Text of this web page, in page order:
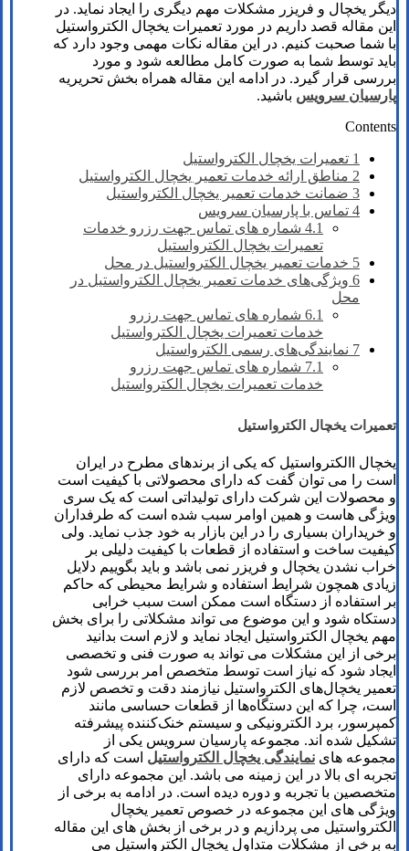
دیگر یخچال و فریزر مشکلات مهم دیگری را ایجاد نماید. در
این مقاله قصد داریم در مورد تعمیرات یخچال الکترواستیل
با شما صحبت کنیم. در این مقاله نکات مهمی وجود دارد که
باید توسط شما به صورت کامل مطالعه شود و مورد
بررسی قرار گیرد. در ادامه این مقاله همراه بخش تحریریه
پارسیان سرویس باشید.
Contents
1 تعمیرات یخچال الکترواستیل
2 مناطق ارائه خدمات تعمیر یخچال الکترواستیل
3 ضمانت خدمات تعمیر یخچال الکترواستیل
4 تماس با پارسیان سرویس
4.1 شماره های تماس​ جهت رزرو خدمات
تعمیرات یخچال الکترواستیل
5 خدمات تعمیر یخچال الکترواستیل در محل
6 ویژگی‌های خدمات تعمیر یخچال الکترواستیل در
محل
6.1 شماره های تماس​ جهت رزرو
خدمات تعمیرات یخچال الکترواستیل
7 نمایندگی‌های رسمی الکترواستیل
7.1 شماره های تماس​ جهت رزرو
خدمات تعمیرات یخچال الکترواستیل
تعمیرات یخچال الکترواستیل
یخچال االکترواستیل که یکی از برندهای مطرح در ایران
است را می توان گفت که دارای محصولاتی با کیفیت است
و محصولات این شرکت دارای تولیداتی است که یک سری
ویژگی هاست و همین اوامر سبب شده است که طرفداران
و خریداران بسیاری را در این بازار به خود جذب نماید. ولی
کیفیت ساخت و استفاده از قطعات با کیفیت دلیلی بر
خراب نشدن یخچال و فریزر نمی باشد و باید بگوییم دلایل
زیادی همچون شرایط استفاده و شرایط محیطی که حاکم
بر استفاده از دستگاه است ممکن است سبب خرابی
دستکاه شود و این موضوع می تواند مشکلاتی را برای بخش
مهم یخچال الکترواستیل ایجاد نماید و لازم است بدانید
برخی از این مشکلات می تواند به صورت فنی و تخصصی
ایجاد شود که نیاز است توسط متخصص امر بررسی شود
تعمیر یخچال‌های الکترواستیل نیازمند دقت و تخصص لازم
است، چرا که این دستگاه‌ها از قطعات حساسی مانند
کمپرسور، برد الکترونیکی و سیستم خنک‌کننده پیشرفته
تشکیل شده‌ اند. مجموعه پارسیان سرویس یکی از
مجموعه های نمایندگی یخچال الکترواستیل است که دارای
تجربه ای بالا در این زمینه می باشد. این مجموعه دارای
متخصصین با تجربه و دوره دیده است. در ادامه به برخی از
ویژگی های این مجموعه در خصوص تعمیر یخچال
الکترواستیل می پردازیم و در برخی از بخش های این مقاله
به برخی از مشکلات متداول یخچال الکترواستیل می